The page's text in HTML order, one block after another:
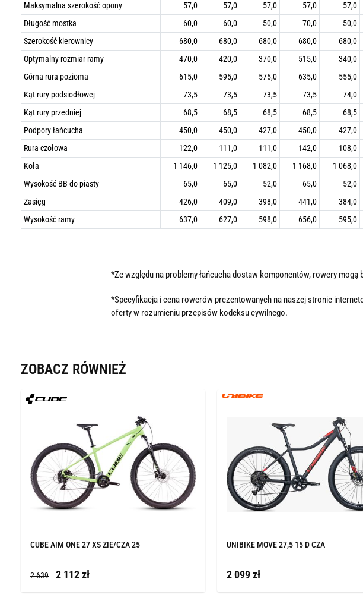
Maksymalna szerokość opony
57,0 57,0 57,0 57,0 57,0
Długość mostka
60,0 60,0 50,0 70,0 50,0
Szerokość kierownicy
680,0 680,0 680,0 680,0 680,0
Optymalny rozmiar ramy
470,0 420,0 370,0 515,0 340,0
Górna rura pozioma
615,0 595,0 575,0 635,0 555,0
Kąt rury podsiodłowej
73,5 73,5 73,5 73,5 74,0
Kąt rury przedniej
68,5 68,5 68,5 68,5 68,5
Podpory łańcucha
450,0 450,0 427,0 450,0 427,0
Rura czołowa
122,0 111,0 111,0 142,0 108,0
Koła
1 146,0 1 125,0 1 082,0 1 168,0 1 068,0
Wysokość BB do piasty
65,0 65,0 52,0 65,0 52,0
Zasięg
426,0 409,0 398,0 441,0 384,0
Wysokość ramy
637,0 627,0 598,0 656,0 595,0
*Ze względu na problemy łańcucha dostaw komponentów, rowery
*Specyfikacja i cena rowerów prezentowanych na naszej stronie
oferty w rozumieniu przepisów kodeksu cywilnego.
ZOBACZ RÓWNIEŻ
CUBE AIM ONE 27 XS ZIE/CZA 25
2 639 2 112 zł
UNIBIKE MOVE 27,5 15 D CZA
2 099 zł